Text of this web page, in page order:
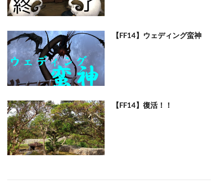
【FF14】ウェディング蛮神
【FF14】復活！！